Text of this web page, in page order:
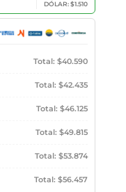
DÓLAR: $1.510
Total: $40.590
Total: $42.435
Total: $46.125
Total: $49.815
Total: $53.874
Total: $56.457